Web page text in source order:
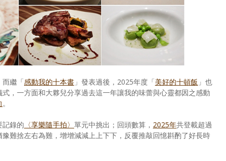
而繼「感動我的十本書 」發表過後，2025年度「美好的十頓飯 」也
式，一方面和大夥兒分享過去這一年讓我的味蕾與心靈都因之感動
。
記錄的 〈享樂隨手拍〉 單元中挑出；回頭數算， 2025年共登載超過
難捨左右為難，增增減減上上下下，反覆推敲回憶斟酌了好長時